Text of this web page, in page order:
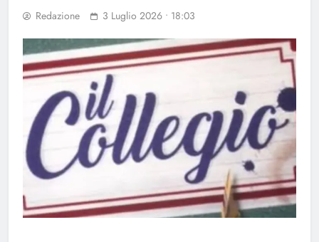
Redazione 3 Luglio 2026 • 18:03